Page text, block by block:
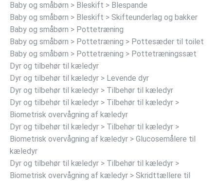
Baby og småbørn > Bleskift > Blespande
Baby og småbørn > Bleskift > Skifteunderlag og bakker
Baby og småbørn > Pottetræning
Baby og småbørn > Pottetræning > Pottesæder til toilet
Baby og småbørn > Pottetræning > Pottetræningssæt
Dyr og tilbehør til kæledyr
Dyr og tilbehør til kæledyr > Levende dyr
Dyr og tilbehør til kæledyr > Tilbehør til kæledyr
Dyr og tilbehør til kæledyr > Tilbehør til kæledyr >
Biometrisk overvågning af kæledyr
Dyr og tilbehør til kæledyr > Tilbehør til kæledyr >
Biometrisk overvågning af kæledyr > Glucosemålere til
kæledyr
Dyr og tilbehør til kæledyr > Tilbehør til kæledyr >
Biometrisk overvågning af kæledyr > Skridttællere til